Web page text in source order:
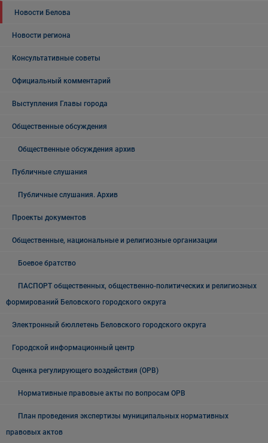
Новости Белова
Новости региона
Консультативные советы
Официальный комментарий
Выступления Главы города
Общественные обсуждения
Общественные обсуждения архив
Публичные слушания
Публичные слушания. Архив
Проекты документов
Общественные, национальные и религиозные организации
Боевое братство
ПАСПОРТ общественных, общественно-политических и религиозных
формирований Беловского городского округа
Электронный бюллетень Беловского городского округа
Городской информационный центр
Оценка регулирующего воздействия (ОРВ)
Нормативные правовые акты по вопросам ОРВ
План проведения экспертизы муниципальных нормативных
правовых актов